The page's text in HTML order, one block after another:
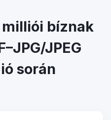
bíznak
JPEG
során